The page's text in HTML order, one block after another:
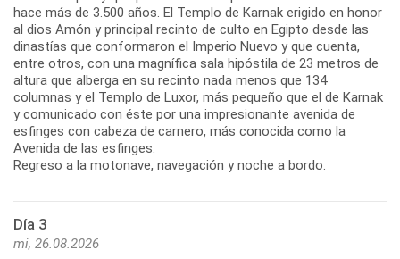
hace más de 3.500 años. El Templo de Karnak erigido en honor
al dios Amón y principal recinto de culto en Egipto desde las
dinastías que conformaron el Imperio Nuevo y que cuenta,
entre otros, con una magnífica sala hipóstila de 23 metros de
altura que alberga en su recinto nada menos que 134
columnas y el Templo de Luxor, más pequeño que el de Karnak
y comunicado con éste por una impresionante avenida de
esfinges con cabeza de carnero, más conocida como la
Avenida de las esfinges.
Regreso a la motonave, navegación y noche a bordo.
Día 3
mi, 26.08.2026